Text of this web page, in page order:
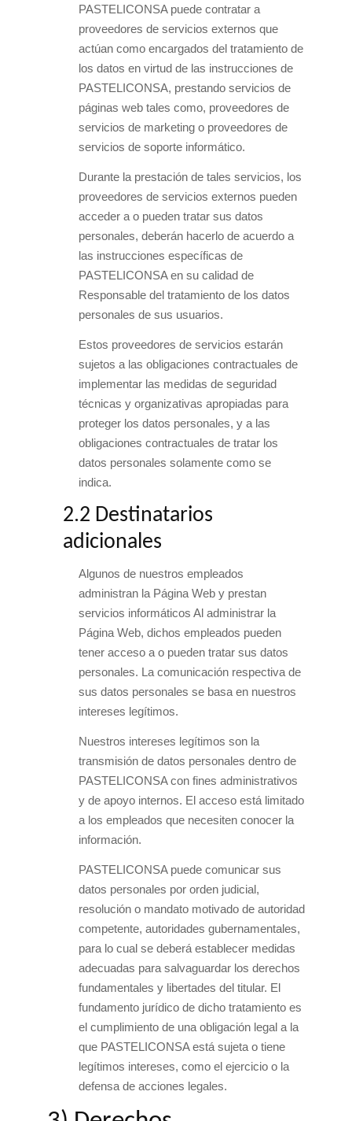
PASTELICONSA puede contratar a
proveedores de servicios externos que
actúan como encargados del tratamiento de
los datos en virtud de las instrucciones de
PASTELICONSA, prestando servicios de
páginas web tales como, proveedores de
servicios de marketing o proveedores de
servicios de soporte informático.
Durante la prestación de tales servicios, los
proveedores de servicios externos pueden
acceder a o pueden tratar sus datos
personales, deberán hacerlo de acuerdo a
las instrucciones específicas de
PASTELICONSA en su calidad de
Responsable del tratamiento de los datos
personales de sus usuarios.
Estos proveedores de servicios estarán
sujetos a las obligaciones contractuales de
implementar las medidas de seguridad
técnicas y organizativas apropiadas para
proteger los datos personales, y a las
obligaciones contractuales de tratar los
datos personales solamente como se
indica.
2.2 Destinatarios
adicionales
Algunos de nuestros empleados
administran la Página Web y prestan
servicios informáticos Al administrar la
Página Web, dichos empleados pueden
tener acceso a o pueden tratar sus datos
personales. La comunicación respectiva de
sus datos personales se basa en nuestros
intereses legítimos.
Nuestros intereses legítimos son la
transmisión de datos personales dentro de
PASTELICONSA con fines administrativos
y de apoyo internos. El acceso está limitado
a los empleados que necesiten conocer la
información.
PASTELICONSA puede comunicar sus
datos personales por orden judicial,
resolución o mandato motivado de autoridad
competente, autoridades gubernamentales,
para lo cual se deberá establecer medidas
adecuadas para salvaguardar los derechos
fundamentales y libertades del titular. El
fundamento jurídico de dicho tratamiento es
el cumplimiento de una obligación legal a la
que PASTELICONSA está sujeta o tiene
legítimos intereses, como el ejercicio o la
defensa de acciones legales.